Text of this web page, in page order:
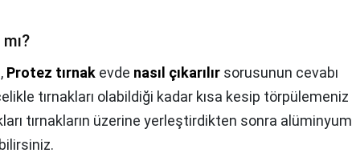
Protez tırnak evde nasıl çıkarılır sorusunun cevabı
tırnakları olabildiği kadar kısa kesip törpülemeniz
tırnakların üzerine yerleştirdikten sonra alüminyum